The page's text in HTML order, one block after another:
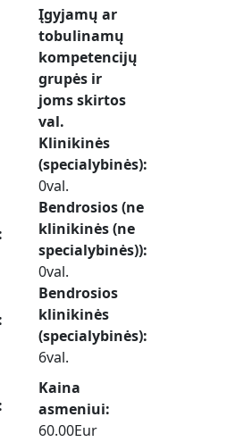
Įgyjamų ar
tobulinamų
kompetencijų
grupės ir
joms skirtos
val.
Klinikinės
(specialybinės)
0val.
Bendrosios (ne
klinikinės (ne
specialybinės))
0val.
Bendrosios
klinikinės
(specialybinės)
6val.
Kaina
asmeniui
60.00Eur